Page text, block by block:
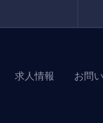
求人情報 お問